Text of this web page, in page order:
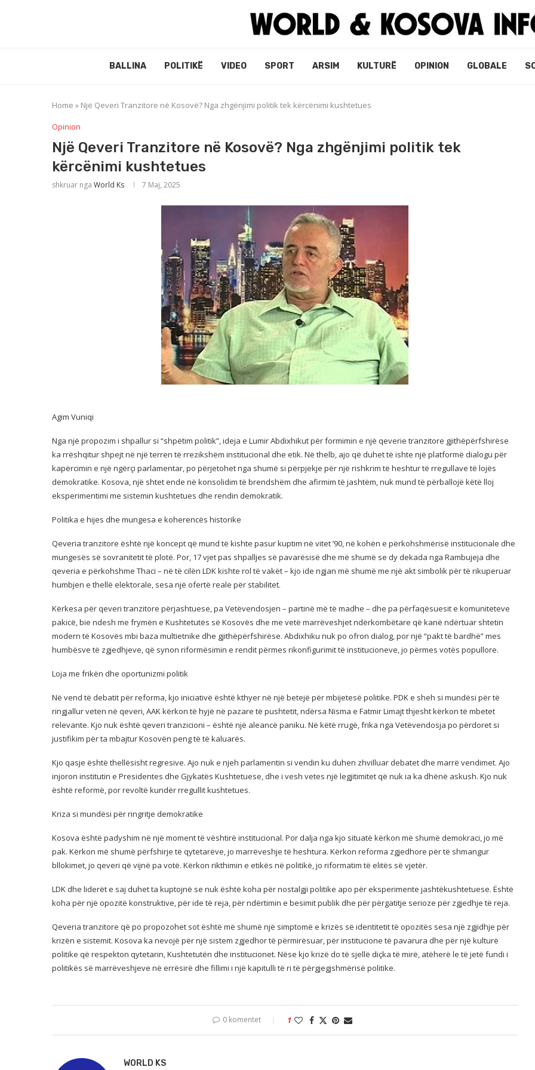
BALLINA POLITIKË VIDEO SPORT ARSIM KULTURË OPINION GLOBALE
Home » Një Qeveri Tranzitore në Kosovë? Nga zhgënjimi politik tek kërcënimi kushtetues
Opinion
Një Qeveri Tranzitore në Kosovë? Nga zhgënjimi politik tek
kërcënimi kushtetues
shkruar nga World Ks 7 Maj, 2025
Agim Vuniqi
Nga një propozim i shpallur si “shpëtim politik”, ideja e Lumir Abdixhikut për formimin e një qeverie tranzitore gjithëpërfshirëse
ka rrëshqitur shpejt në një terren të rrezikshëm institucional dhe etik. Në thelb, ajo që duhet të ishte një platformë dialogu për
kapërcimin e një ngërçi parlamentar, po përjetohet nga shumë si përpjekje për një rishkrim të heshtur të rregullave të lojës
demokratike. Kosova, një shtet ende në konsolidim të brendshëm dhe afirmim të jashtëm, nuk mund të përballojë këtë lloj
eksperimentimi me sistemin kushtetues dhe rendin demokratik.
Politika e hijes dhe mungesa e koherencës historike
Qeveria tranzitore është një koncept që mund të kishte pasur kuptim në vitet ’90, në kohën e përkohshmërisë institucionale dhe
mungesës së sovranitetit të plotë. Por, 17 vjet pas shpalljes së pavarësisë dhe më shumë se dy dekada nga Rambujeja dhe
qeveria e përkohshme Thaci – në të cilën LDK kishte rol të vakët – kjo ide ngjan më shumë me një akt simbolik për të rikuperuar
humbjen e thellë elektorale, sesa një ofertë reale për stabilitet.
Kërkesa për qeveri tranzitore përjashtuese, pa Vetëvendosjen – partinë më të madhe – dhe pa përfaqësuesit e komuniteteve
pakicë, bie ndesh me frymën e Kushtetutës së Kosovës dhe me vetë marrëveshjet ndërkombëtare që kanë ndërtuar shtetin
modern të Kosovës mbi baza multietnike dhe gjithëpërfshirëse. Abdixhiku nuk po ofron dialog, por një “pakt të bardhë” mes
humbësve të zgjedhjeve, që synon riformësimin e rendit përmes rikonfigurimit të institucioneve, jo përmes votës popullore.
Loja me frikën dhe oportunizmi politik
Në vend të debatit për reforma, kjo iniciativë është kthyer në një betejë për mbijetesë politike. PDK e sheh si mundësi për të
ringjallur veten në qeveri, AAK kërkon të hyjë në pazare të pushtetit, ndërsa Nisma e Fatmir Limajt thjesht kërkon të mbetet
relevante. Kjo nuk është qeveri tranzicioni – është një aleancë paniku. Në këtë rrugë, frika nga Vetëvendosja po përdoret si
justifikim për ta mbajtur Kosovën peng të të kaluarës.
Kjo qasje është thellësisht regresive. Ajo nuk e njeh parlamentin si vendin ku duhen zhvilluar debatet dhe marrë vendimet. Ajo
injoron institutin e Presidentes dhe Gjykatës Kushtetuese, dhe i vesh vetes një legjitimitet që nuk ia ka dhënë askush. Kjo nuk
është reformë, por revoltë kundër rregullit kushtetues.
Kriza si mundësi për ringritje demokratike
Kosova është padyshim në një moment të vështirë institucional. Por dalja nga kjo situatë kërkon më shumë demokraci, jo më
pak. Kërkon më shumë përfshirje të qytetarëve, jo marrëveshje të heshtura. Kërkon reforma zgjedhore për të shmangur
bllokimet, jo qeveri që vijnë pa votë. Kërkon rikthimin e etikës në politikë, jo riformatim të elitës së vjetër.
LDK dhe liderët e saj duhet ta kuptojnë se nuk është koha për nostalgji politike apo për eksperimente jashtëkushtetuese. Është
koha për një opozitë konstruktive, për ide të reja, për ndërtimin e besimit publik dhe për përgatitje serioze për zgjedhje të reja.
Qeveria tranzitore që po propozohet sot është më shumë një simptomë e krizës së identitetit të opozitës sesa një zgjidhje për
krizën e sistemit. Kosova ka nevojë për një sistem zgjedhor të përmirësuar, për institucione të pavarura dhe për një kulturë
politike që respekton qytetarin, Kushtetutën dhe institucionet. Nëse kjo krizë do të sjellë diçka të mirë, atëherë le të jetë fundi i
politikës së marrëveshjeve në errësirë dhe fillimi i një kapitulli të ri të përgjegjshmërisë politike.
0 komentet 1
WORLD KS